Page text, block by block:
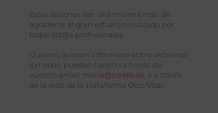
Estas sesiones son una manera más de
agradecer el gran esfuerzo realizado por
todos est@s profesionales.
Quienes quieran informarse sobre próximas
jornadas, pueden hacerlo a través de
nuestro email: maria@torello.es, o a través
de la web de la plataforma Ocio Vital.